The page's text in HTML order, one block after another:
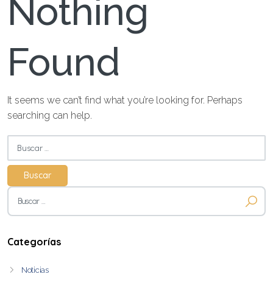
Nothing
Found
It seems we can’t find what you’re looking for. Perhaps
searching can help.
Buscar:
Buscar:
Categorías
Noticias